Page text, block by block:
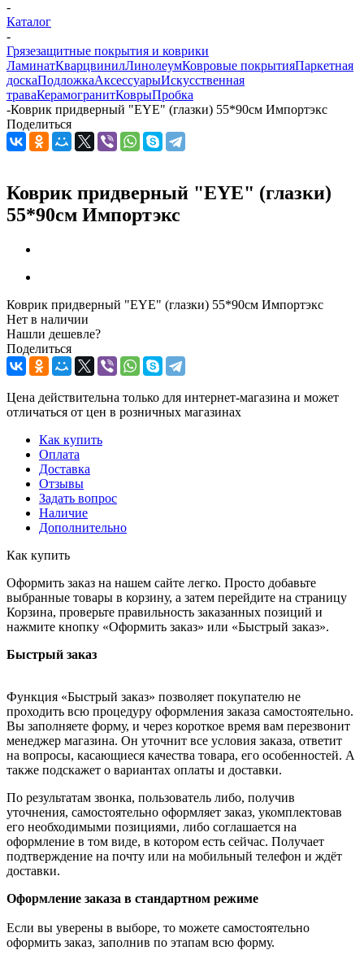
-
Каталог
-
Грязезащитные покрытия и коврики
ЛаминатКварцвинилЛинолеумКовровые покрытияПаркетная
доскаПодложкаАксессуарыИскусственная
траваКерамогранитКоврыПробка
-Коврик придверный "EYE" (глазки) 55*90см Импортэкс
Поделиться
Коврик придверный "EYE" (глазки)
55*90см Импортэкс
Коврик придверный "EYE" (глазки) 55*90см Импортэкс
Нет в наличии
Нашли дешевле?
Поделиться
Цена действительна только для интернет-магазина и может
отличаться от цен в розничных магазинах
Как купить
Оплата
Доставка
Отзывы
Задать вопрос
Наличие
Дополнительно
Как купить
Оформить заказ на нашем сайте легко. Просто добавьте
выбранные товары в корзину, а затем перейдите на страницу
Корзина, проверьте правильность заказанных позиций и
нажмите кнопку «Оформить заказ» или «Быстрый заказ».
Быстрый заказ
Функция «Быстрый заказ» позволяет покупателю не
проходить всю процедуру оформления заказа самостоятельно.
Вы заполняете форму, и через короткое время вам перезвонит
менеджер магазина. Он уточнит все условия заказа, ответит
на вопросы, касающиеся качества товара, его особенностей. А
также подскажет о вариантах оплаты и доставки.
По результатам звонка, пользователь либо, получив
уточнения, самостоятельно оформляет заказ, укомплектовав
его необходимыми позициями, либо соглашается на
оформление в том виде, в котором есть сейчас. Получает
подтверждение на почту или на мобильный телефон и ждёт
доставки.
Оформление заказа в стандартном режиме
Если вы уверены в выборе, то можете самостоятельно
оформить заказ, заполнив по этапам всю форму.